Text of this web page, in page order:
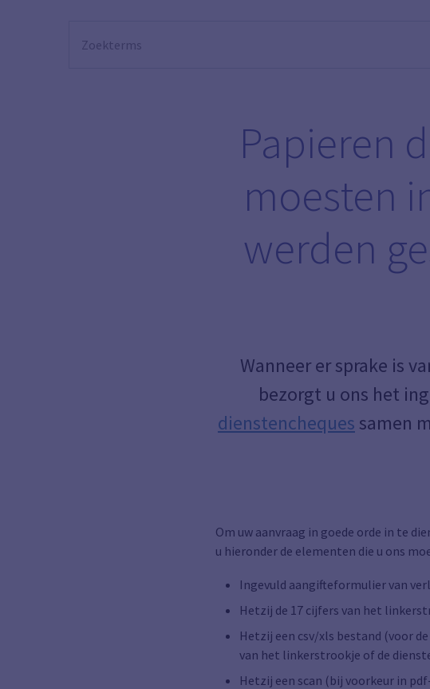
Papieren
moesten
werden
Wanneer er sprake is
bezorgt u ons het
dienstencheques samen
Om uw aanvraag in goede orde in te
u hieronder de elementen die u ons
Ingevuld aangifteformulier van
Hetzij de 17 cijfers van het
Hetzij een csv/xls bestand (voor
van het linkerstrookje of de
Hetzij een scan (bij voorkeur in